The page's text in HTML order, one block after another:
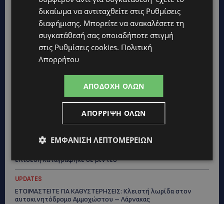
STORIES
ΜΑΡΙΝΟΣ ΚΩΝΣΤΑΝΤΙΝΙΔΗΣ: Οι πρωτοβουλίες για να
ξαναζωντανέψει η Μακαρίου και το κέντρο της Λευκωσίας-
(Βίντεο)
UPDATES
ΔΕΝ ΥΠΟΧΩΡΕΙ Ο ΚΑΥΣΩΝΑΣ: Νέα κίτρινη προειδοποίηση για
UPDATES
επίθεση καταγράφηκε σε βίντεο
UPDATES
ΕΤΟΙΜΑΣΤΕΙΤΕ ΓΙΑ ΚΑΘΥΣΤΕΡΗΣΕΙΣ: Κλειστή λωρίδα στον
αυτοκινητόδρομο Αμμοχώστου – Λάρνακας
δικαίωμα να αντιταχθείτε στις Ρυθμίσεις
διαφήμισης. Μπορείτε να ανακαλέσετε τη
συγκατάθεσή σας οποιαδήποτε στιγμή
στις Ρυθμίσεις cookies. Πολιτική
Απορρήτου
ΑΠΟΔΟΧΉ ΌΛΩΝ
ΑΠΌΡΡΙΨΗ ΌΛΩΝ
ΕΜΦΆΝΙΣΗ ΛΕΠΤΟΜΕΡΕΙΏΝ